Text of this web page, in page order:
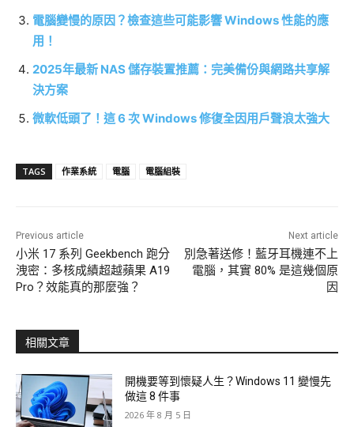
電腦變慢的原因？檢查這些可能影響 Windows 性能的應
用！
2025年最新 NAS 儲存裝置推薦：完美備份與網路共享解
決方案
微軟低頭了！這 6 次 Windows 修復全因用戶聲浪太強大
TAGS 作業系統 電腦 電腦組裝
Previous article
小米 17 系列 Geekbench 跑分
洩密：多核成績超越蘋果 A19
Pro？效能真的那麼強？
Next article
別急著送修！藍牙耳機連不上
電腦，其實 80% 是這幾個原
因
相關文章
開機要等到懷疑人生？Windows 11 變慢先
做這 8 件事
2026 年 8 月 5 日